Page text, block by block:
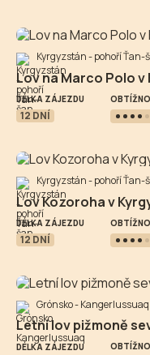
Kyrgyzstán - pohoří Ťan-
Lov na Marco Polo
DÉLKA ZÁJEZDU
12 DNÍ
Kyrgyzstán - pohoří Ťan-
Lov Kozoroha v
DÉLKA ZÁJEZDU
12 DNÍ
Grónsko - Kangerlussuaq
Letní lov pižmoně
DÉLKA ZÁJEZDU